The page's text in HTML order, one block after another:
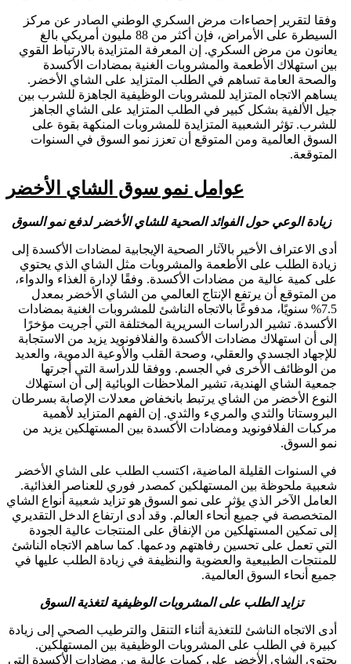
وفقا لتقرير إحصاءات مرض السكري الوطني الصادر عن مركز
السيطرة على الأمراض، فإن أكثر من 88 مليون أمريكي بالغ
يعانون من مرض السكري. إن المعرفة المتزايدة بالارتباط القوي
بين استهلاك الأطعمة والمشروبات الغنية بمضادات الأكسدة
والصحة العامة تساهم في الطلب المتزايد على الشاي الأخضر.
يساهم الاتجاه المتزايد للمشروبات الوظيفية الجاهزة للشرب بين
جيل الألفية بشكل كبير في الطلب المتزايد على الشاي الجاهز
للشرب. تؤثر الشعبية المتزايدة للمشروبات المنكهة بقوة على
السوق العالمية ومن المتوقع أن تعزز نمو السوق في السنوات
المتوقعة.
عوامل نمو سوق الشاي الأخضر
زيادة الوعي حول الفوائد الصحية للشاي الأخضر لدفع نمو السوق
أدى الاعتراف الأخير بالآثار الصحية الإيجابية لمضادات الأكسدة إلى
زيادة الطلب على الأطعمة والمشروبات مثل الشاي الذي يحتوي
على كمية عالية من مضادات الأكسدة. وفقًا لإدارة الغذاء والدواء،
من المتوقع أن يرتفع الإنتاج العالمي من الشاي الأخضر بمعدل
7.5% سنويًا، مدفوعًا بالاتجاه الناشئ للمشروبات الغنية بمضادات
الأكسدة. تشير الدراسات السريرية المختلفة التي أجريت مؤخرًا
إلى أن استهلاك مضادات الأكسدة والفلافونويد يزيد من الاستجابة
للإجهاد الجسدي والعقلي، وصحة القلب والأوعية الدموية، والعديد
من الوظائف الأخرى في الجسم. ووفقا للدراسة التي أجرتها
جمعية الشاي الهندية، تشير الملاحظات الوبائية إلى أن استهلاك
النوع الأخضر من الشاي يرتبط بانخفاض معدلات الإصابة بسرطان
البروستاتا والثدي والمريء والثدي. إن الفهم المتزايد لأهمية
مركبات الفلافونويد ومضادات الأكسدة بين المستهلكين يزيد من
نمو السوق.
في السنوات القليلة الماضية، اكتسب الطلب على الشاي الأخضر
شعبية ملحوظة بين المستهلكين كمصدر فوري للعناصر الغذائية.
العامل الآخر الذي يؤثر على نمو السوق هو تزايد شعبية أنواع الشاي
المتخصصة في جميع أنحاء العالم. وقد أدى ارتفاع الدخل التقديري
إلى تمكين المستهلكين من الإنفاق على المنتجات عالية الجودة
التي تعمل على تحسين رفاهتهم ودعمها. كما ساهم الاتجاه الناشئ
للمنتجات الطبيعية والعضوية والنظيفة في زيادة الطلب عليها في
جميع أنحاء السوق العالمية.
تزايد الطلب على المشروبات الوظيفية لتغذية السوق
أدى الاتجاه الناشئ للتغذية أثناء التنقل والترطيب الصحي إلى زيادة
كبيرة في الطلب على المشروبات الوظيفية بين المستهلكين.
يحتوي الشاي الأخضر على كميات عالية من مضادات الأكسدة التي